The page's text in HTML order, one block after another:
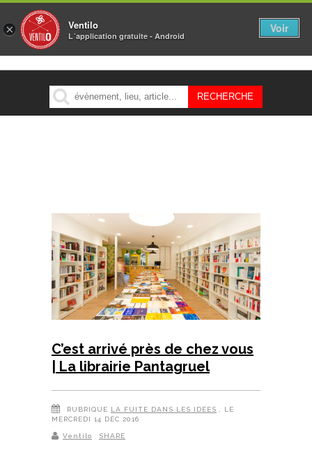
MENU
C’est arrivé près de chez vous
| La librairie Pantagruel
RUBRIQUE LA FUITE DANS LES IDÉES
, LE
MERCREDI 14 DÉC 2016
Ventilo SHARE
× Ventilo
L´application gratuite - Android
Voir